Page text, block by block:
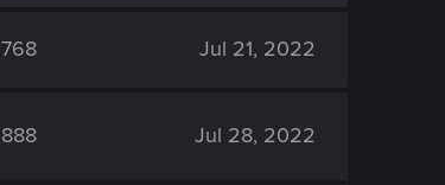
768 Jul 21, 2022
888 Jul 28, 2022